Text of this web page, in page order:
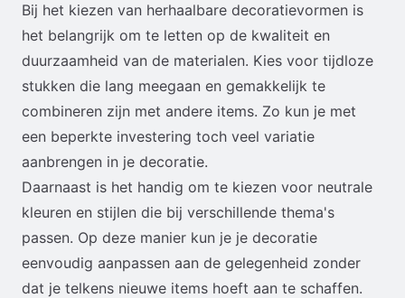
Bij het kiezen van herhaalbare decoratievormen is
het belangrijk om te letten op de kwaliteit en
duurzaamheid van de materialen. Kies voor tijdloze
stukken die lang meegaan en gemakkelijk te
combineren zijn met andere items. Zo kun je met
een beperkte investering toch veel variatie
aanbrengen in je decoratie.
Daarnaast is het handig om te kiezen voor neutrale
kleuren en stijlen die bij verschillende thema's
passen. Op deze manier kun je je decoratie
eenvoudig aanpassen aan de gelegenheid zonder
dat je telkens nieuwe items hoeft aan te schaffen.